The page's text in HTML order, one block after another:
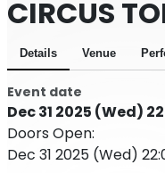
CIRCUS
Details Venue
Event date
Dec 31 2025 (Wed)
Doors Open:
Dec 31 2025 (Wed)